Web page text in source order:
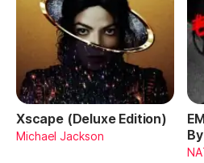
Xscape (Deluxe Edition)
Michael Jackson